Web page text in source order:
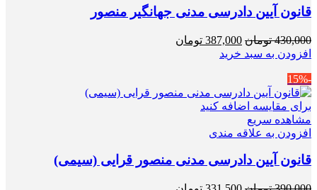
قانون آیین دادرسی مدنی جهانگیر منصور
430,000 تومان قیمت
اصلی
387,000 تومان
افزودن به سبد خرید
-15%
برای مقایسه اضافه کنید
مشاهده سریع
افزودن به علاقه مندی
قانون آیین دادرسی مدنی منصور قرایی (سیمی)
قیمت